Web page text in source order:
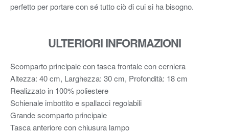
perfetto per portare con sé tutto ciò di cui si ha bisogno.
ULTERIORI INFORMAZIONI
Scomparto principale con tasca frontale con cerniera
Altezza: 40 cm, Larghezza: 30 cm, Profondità: 18 cm
Realizzato in 100% poliestere
Schienale imbottito e spallacci regolabili
Grande scomparto principale
Tasca anteriore con chiusura lampo